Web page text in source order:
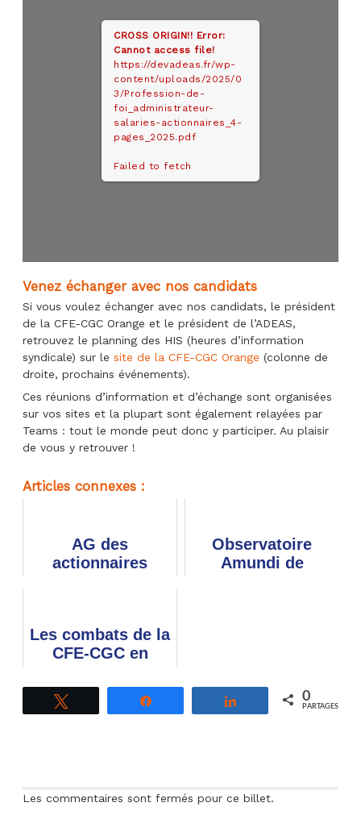
CROSS ORIGIN!! Error:
Cannot access file!
https://devadeas.fr/wp-
content/uploads/2025/0
3/Profession-de-
foi_administrateur-
salaries-actionnaires_4-
pages_2025.pdf
Failed to fetch
Venez échanger avec nos candidats
Si vous voulez échanger avec nos candidats, le président
de la CFE-CGC Orange et le président de l’ADEAS,
retrouvez le planning des HIS (heures d’information
syndicale) sur le site de la CFE-CGC Orange (colonne de
droite, prochains événements).
Ces réunions d’information et d’échange sont organisées
sur vos sites et la plupart sont également relayées par
Teams : tout le monde peut donc y participer. Au plaisir
de vous y retrouver !
Articles connexes :
AG des
actionnaires
Observatoire
Amundi de
Les combats de la
CFE-CGC en
l'épargne salariale
Partagez 0
PARTAGES
Les commentaires sont fermés pour ce billet.